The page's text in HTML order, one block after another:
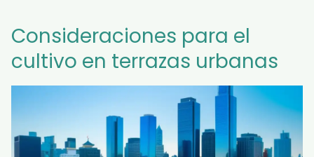
Consideraciones para el
cultivo en terrazas urbanas